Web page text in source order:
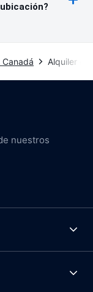
Alquiler de
nuestros